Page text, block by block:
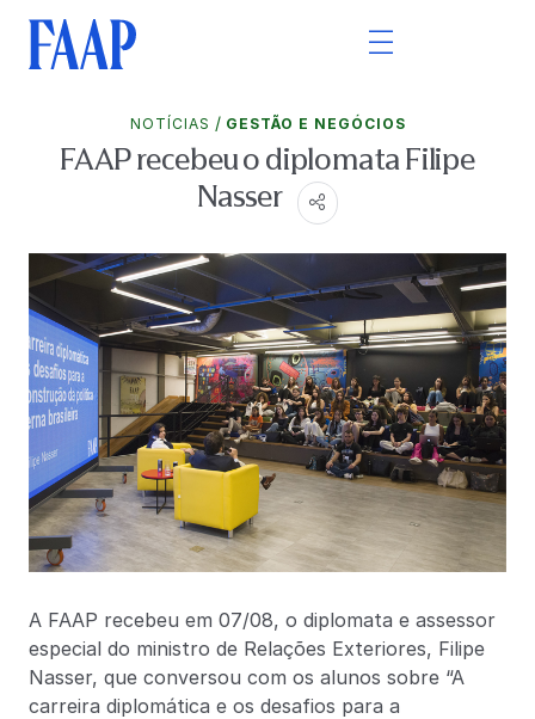
NOTÍCIAS / GESTÃO E NEGÓCIOS
FAAP recebeu o diplomata Filipe
Nasser
A FAAP recebeu em 07/08, o diplomata e assessor
especial do ministro de Relações Exteriores, Filipe
Nasser, que conversou com os alunos sobre “A
carreira diplomática e os desafios para a